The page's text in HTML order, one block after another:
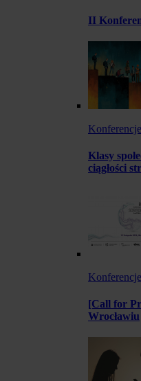
II
Konferencje
Klasy
ciągłości
Konferencje
[Call for
Wrocławiu